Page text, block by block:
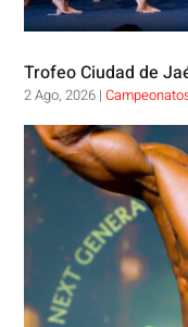
Trofeo Ciudad de
2 Ago, 2026 |